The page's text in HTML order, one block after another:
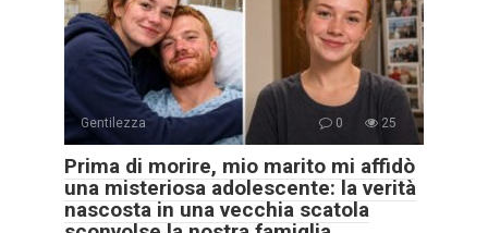
Gentilezza 0 25
Prima di morire, mio marito mi affidò
una misteriosa adolescente: la verità
nascosta in una vecchia scatola